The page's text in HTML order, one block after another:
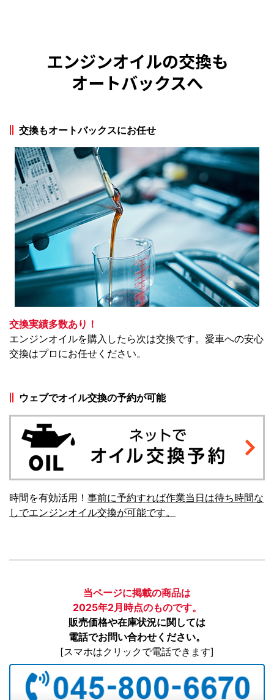
エンジンオイルの交換も
オートバックスへ
交換もオートバックスにお任せ
交換実績多数あり！
エンジンオイルを購入したら次は交換です。愛車への安心
交換はプロにお任せください。
ウェブでオイル交換の予約が可能
時間を有効活用！ 事前に予約すれば作業当日は待ち時間な
しでエンジンオイル交換が可能です。
当ページに掲載の商品は
2025年2月時点のものです。
販売価格や在庫状況に関しては
電話でお問い合わせください。
[スマホはクリックで電話できます]